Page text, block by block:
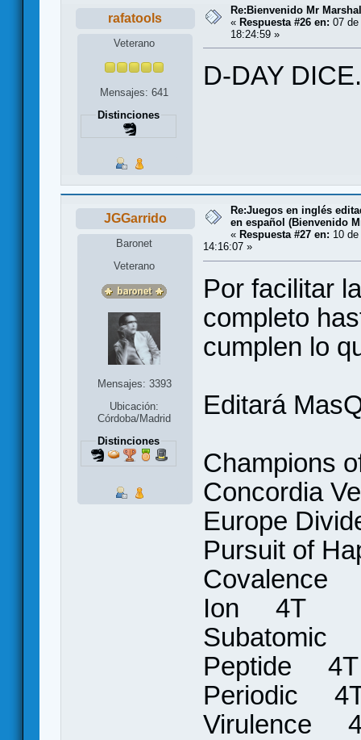
rafatools
Veterano
Mensajes: 641
Distinciones
Re:Bienvenido Mr
« Respuesta #26 en: 07
18:24:59 »
D-DAY
JGGarrido
Baronet
Veterano
Mensajes: 3393
Ubicación:
Córdoba/Madrid
Distinciones
Re:Juegos en inglés
en español (Bienvenido
« Respuesta #27 en: 10
14:16:07 »
Por facilitar
completo
cumplen lo
Editará
Champions
Concordia
Europe
Pursuit of
Covalence
Ion 4T
Subatomic
Peptide 4T
Periodic
Virulence